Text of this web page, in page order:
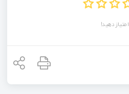
امتیاز دهید!